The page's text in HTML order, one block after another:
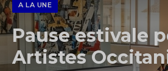
A LA UNE
Pause estivale
Artistes